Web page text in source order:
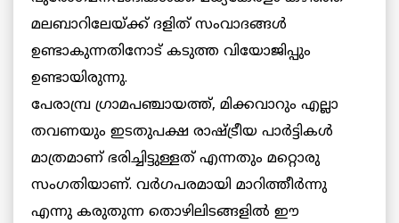
മലബാറിലേയ്ക്ക് ദളിത് സംവാദങ്ങള്‍
ഉണ്ടാകുന്നതിനോട് കടുത്ത വിയോജിപ്പും
ഉണ്ടായിരുന്നു.
പേരാമ്പ്ര ഗ്രാമപഞ്ചായത്ത്, മിക്കവാറും എല്ലാ
തവണയും ഇടതുപക്ഷ രാഷ്ട്രീയ പാര്‍ട്ടികള്‍
മാത്രമാണ് ഭരിച്ചിട്ടുള്ളത് എന്നതും മറ്റൊരു
സംഗതിയാണ്. വര്‍ഗപരമായി മാറിത്തീര്‍ന്നു
എന്നു കരുതുന്ന തൊഴിലിടങ്ങളില്‍ ഈ